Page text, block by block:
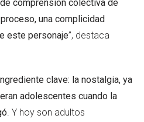
comprensión colectiva de
una complicidad
este personaje”, destaca
clave: la nostalgia, ya
adolescentes cuando la
. Y hoy son adultos